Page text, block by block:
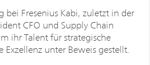
bei Fresenius Kabi, zuletzt in der
CFO und Supply Chain
ihr Talent für strategische
unter Beweis gestellt.